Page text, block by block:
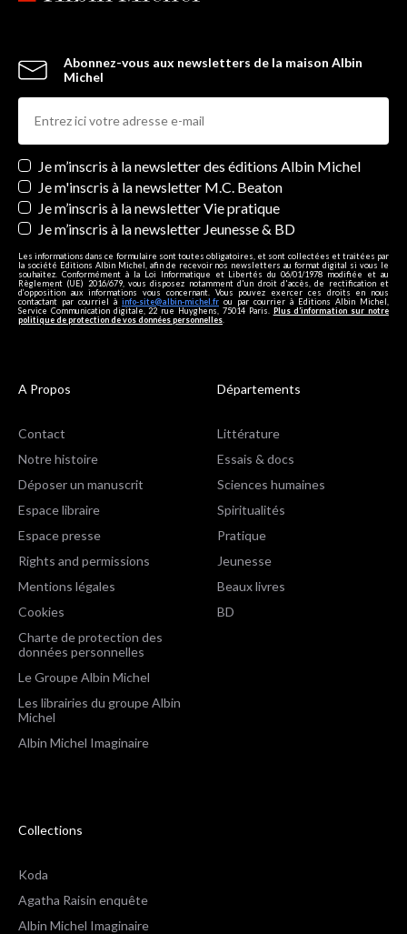
Abonnez-vous aux newsletters de la maison Albin
Michel
Newsletters
Je m’inscris à la newsletter des éditions Albin Michel
Je m'inscris à la newsletter M.C. Beaton
Je m’inscris à la newsletter Vie pratique
Je m’inscris à la newsletter Jeunesse & BD
Les informations dans ce formulaire sont toutes obligatoires, et sont collectées et traitées par
la société Editions Albin Michel, afin de recevoir nos newsletters au format digital si vous le
souhaitez. Conformément à la Loi Informatique et Libertés du 06/01/1978 modifiée et au
Règlement (UE) 2016/679, vous disposez notamment d'un droit d'accès, de rectification et
d’opposition aux informations vous concernant. Vous pouvez exercer ces droits en nous
contactant par courriel à info-site@albin-michel.fr ou par courrier à Editions Albin Michel,
Service Communication digitale, 22 rue Huyghens, 75014 Paris. Plus d’information sur notre
politique de protection de vos données personnelles
A Propos
Contact
Notre histoire
Déposer un manuscrit
Espace libraire
Espace presse
Rights and permissions
Mentions légales
Cookies
Charte de protection des
données personnelles
Le Groupe Albin Michel
Les librairies du groupe Albin
Michel
Albin Michel Imaginaire
Départements
Littérature
Essais & docs
Sciences humaines
Spiritualités
Pratique
Jeunesse
Beaux livres
BD
Collections
Koda
Agatha Raisin enquête
Albin Michel Imaginaire